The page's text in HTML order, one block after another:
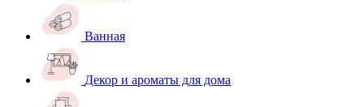
Ванная
Декор и ароматы для дома